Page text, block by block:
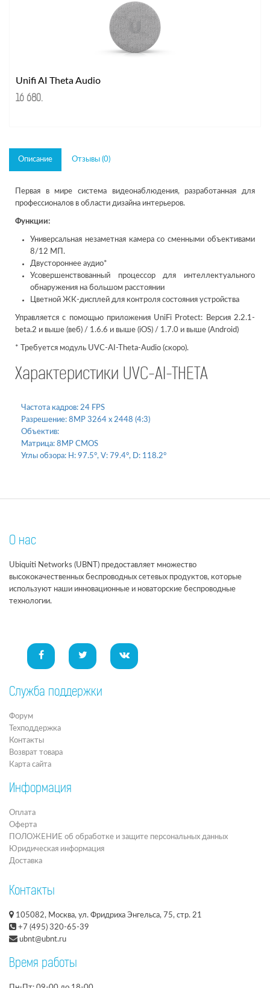
Unifi AI Theta Audio
16 680.
Описание Отзывы (0)
Первая в мире система видеонаблюдения, разработанная для
профессионалов в области дизайна интерьеров.
Функции:
Универсальная незаметная камера со сменными объективами
8/12 МП.
Двустороннее аудио*
Усовершенствованный процессор для интеллектуального
обнаружения на большом расстоянии
Цветной ЖК-дисплей для контроля состояния устройства
Управляется с помощью приложения UniFi Protect: Версия 2.2.1-
beta.2 и выше (веб) / 1.6.6 и выше (iOS) / 1.7.0 и выше (Android)
* Требуется модуль UVC-AI-Theta-Audio (скоро).
Характеристики UVC-AI-THETA
Частота кадров: 24 FPS
Разрешение: 8MP 3264 x 2448 (4:3)
Объектив:
Матрица: 8MP CMOS
Углы обзора: H: 97.5°, V: 79.4°, D: 118.2°
О нас
Ubiquiti Networks (UBNT) предоставляет множество
высококачественных беспроводных сетевых продуктов, которые
используют наши инновационные и новаторские беспроводные
технологии.
Служба поддержки
Форум
Техподдержка
Контакты
Возврат товара
Карта сайта
Информация
Оплата
Оферта
ПОЛОЖЕНИЕ об обработке и защите персональных данных
Юридическая информация
Доставка
Контакты
105082, Москва, ул. Фридриха Энгельса, 75, стр. 21
+7 (495) 320-65-39
ubnt@ubnt.ru
Время работы